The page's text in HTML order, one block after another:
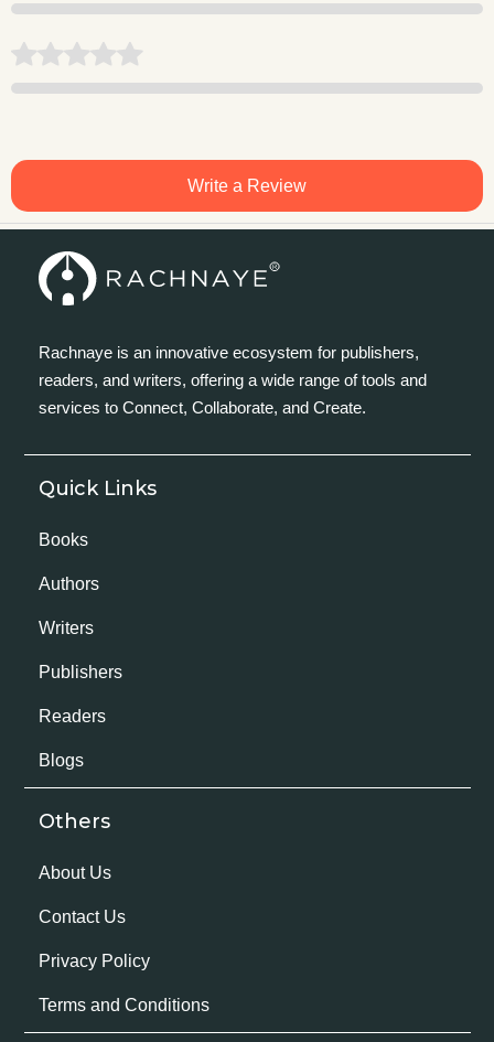
Write a Review
Rachnaye is an innovative ecosystem for publishers,
readers, and writers, offering a wide range of tools and
services to Connect, Collaborate, and Create.
Quick Links
Books
Authors
Writers
Publishers
Readers
Blogs
Others
About Us
Contact Us
Privacy Policy
Terms and Conditions